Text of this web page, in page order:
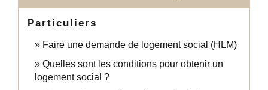
Particuliers
Faire une demande de logement social (HLM)
Quelles sont les conditions pour obtenir un
logement social ?